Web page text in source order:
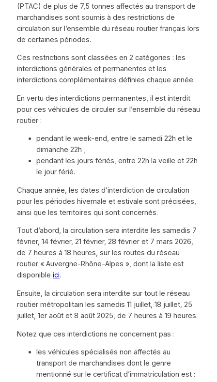
(PTAC) de plus de 7,5 tonnes affectés au transport de
marchandises sont soumis à des restrictions de
circulation sur l’ensemble du réseau routier français lors
de certaines périodes.
Ces restrictions sont classées en 2 catégories : les
interdictions générales et permanentes et les
interdictions complémentaires définies chaque année.
En vertu des interdictions permanentes, il est interdit
pour ces véhicules de circuler sur l’ensemble du réseau
routier :
pendant le week-end, entre le samedi 22h et le
dimanche 22h ;
pendant les jours fériés, entre 22h la veille et 22h
le jour férié.
Chaque année, les dates d’interdiction de circulation
pour les périodes hivernale et estivale sont précisées,
ainsi que les territoires qui sont concernés.
Tout d’abord, la circulation sera interdite les samedis 7
février, 14 février, 21 février, 28 février et 7 mars 2026,
de 7 heures à 18 heures, sur les routes du réseau
routier « Auvergne-Rhône-Alpes », dont la liste est
disponible ici.
Ensuite, la circulation sera interdite sur tout le réseau
routier métropolitain les samedis 11 juillet, 18 juillet, 25
juillet, 1er août et 8 août 2025, de 7 heures à 19 heures.
Notez que ces interdictions ne concernent pas :
les véhicules spécialisés non affectés au
transport de marchandises dont le genre
mentionné sur le certificat d’immatriculation est :